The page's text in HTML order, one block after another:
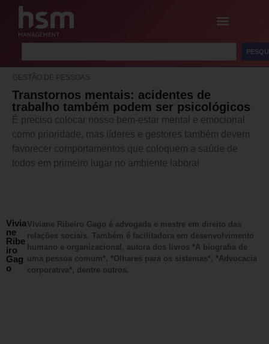
GESTÃO DE PESSOAS
Transtornos mentais: acidentes de
trabalho também podem ser psicológicos
É preciso colocar nosso bem-estar mental e emocional
como prioridade, mas líderes e gestores também devem
favorecer comportamentos que coloquem a saúde de
todos em primeiro lugar no ambiente laboral
Vivia
ne
Ribe
iro
Gag
o
Viviane Ribeiro Gago é advogada e mestre em direito das
relações sociais. Também é facilitadora em desenvolvimento
humano e organizacional, autora dos livros *A biografia de
uma pessoa comum*, *Olhares para os sistemas*, *Advocacia
corporativa*, dentre outros.